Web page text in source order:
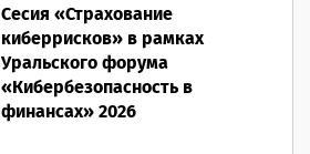
28.05.2026
Сесия «Страхование
киберрисков» в рамках
Уральского форума
«Кибербезопасность в
финансах» 2026